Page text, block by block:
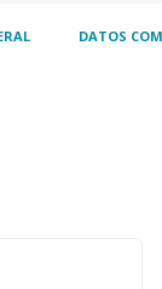
DATOS